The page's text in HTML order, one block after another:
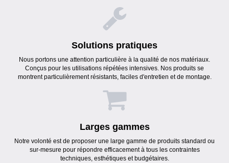
Solutions pratiques
Nous portons une attention particulière à la qualité de nos matériaux.
Conçus pour les utilisations répétées intensives. Nos produits se
montrent particulièrement résistants, faciles d'entretien et de montage.
Larges gammes
Notre volonté est de proposer une large gamme de produits standard ou
sur-mesure pour répondre efficacement à tous les contraintes
techniques, esthétiques et budgétaires.